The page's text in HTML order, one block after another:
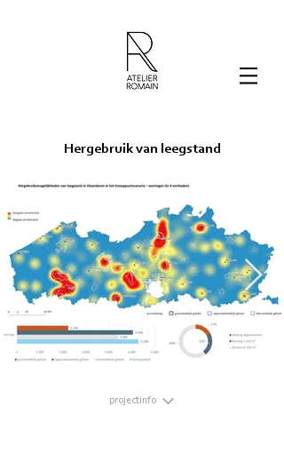
Hergebruik van leegstand
projectinfo